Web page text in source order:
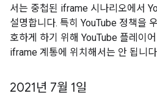
서는 중첩된 iframe 시나리오에서
설명합니다. 특히 YouTube 정책을
호하게 하기 위해 YouTube 플레이
iframe 계통에 위치해서는 안 됩니
2021년 7월 1일